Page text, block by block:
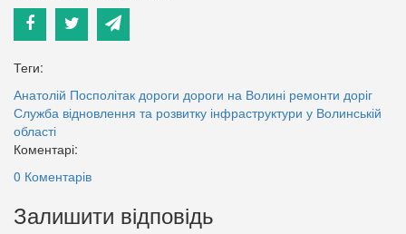
Теги:
Анатолій Посполітак дороги дороги на Волині ремонти доріг
Служба відновлення та розвитку інфраструктури у Волинській
області
Коментарі:
0 Коментарів
Залишити відповідь